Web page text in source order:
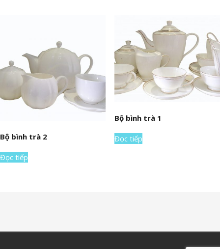
Bộ bình trà 2
Đọc tiếp
Bộ bình trà 1
Đọc tiếp